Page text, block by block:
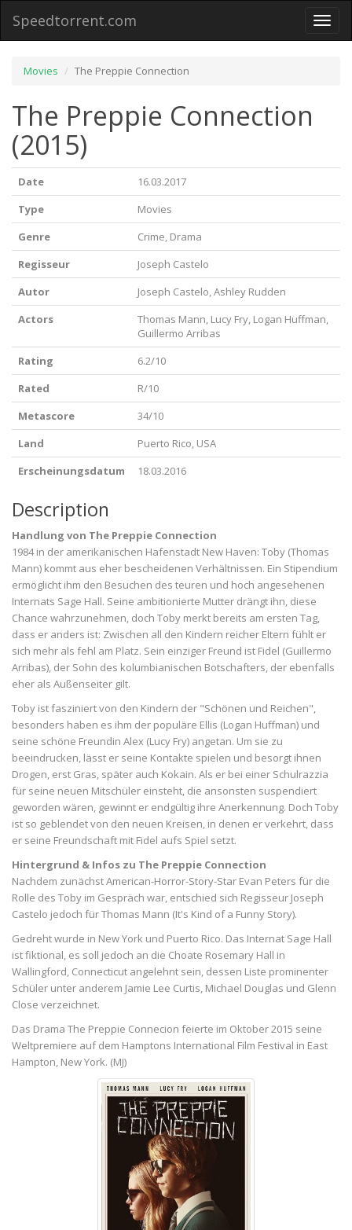
Toggle
Speedtorrent.com
Movies The Preppie Connection
The Preppie Connection
(2015)
Date
16.03.2017
Type
Movies
Genre
Crime, Drama
Regisseur
Joseph Castelo
Autor
Joseph Castelo, Ashley Rudden
Actors
Thomas Mann, Lucy Fry, Logan Huffman,
Guillermo Arribas
Rating
6.2/10
Rated
R/10
Metascore
34/10
Land
Puerto Rico, USA
Erscheinungsdatum
18.03.2016
Description
Handlung von The Preppie Connection
1984 in der amerikanischen Hafenstadt New Haven: Toby (Thomas
Mann) kommt aus eher bescheidenen Verhältnissen. Ein Stipendium
ermöglicht ihm den Besuchen des teuren und hoch angesehenen
Internats Sage Hall. Seine ambitionierte Mutter drängt ihn, diese
Chance wahrzunehmen, doch Toby merkt bereits am ersten Tag,
dass er anders ist: Zwischen all den Kindern reicher Eltern fühlt er
sich mehr als fehl am Platz. Sein einziger Freund ist Fidel (Guillermo
Arribas), der Sohn des kolumbianischen Botschafters, der ebenfalls
eher als Außenseiter gilt.
Toby ist fasziniert von den Kindern der "Schönen und Reichen",
besonders haben es ihm der populäre Ellis (Logan Huffman) und
seine schöne Freundin Alex (Lucy Fry) angetan. Um sie zu
beeindrucken, lässt er seine Kontakte spielen und besorgt ihnen
Drogen, erst Gras, später auch Kokain. Als er bei einer Schulrazzia
für seine neuen Mitschüler einsteht, die ansonsten suspendiert
geworden wären, gewinnt er endgültig ihre Anerkennung. Doch Toby
ist so geblendet von den neuen Kreisen, in denen er verkehrt, dass
er seine Freundschaft mit Fidel aufs Spiel setzt.
Hintergrund & Infos zu The Preppie Connection
Nachdem zunächst American-Horror-Story-Star Evan Peters für die
Rolle des Toby im Gespräch war, entschied sich Regisseur Joseph
Castelo jedoch für Thomas Mann (It's Kind of a Funny Story).
Gedreht wurde in New York und Puerto Rico. Das Internat Sage Hall
ist fiktional, es soll jedoch an die Choate Rosemary Hall in
Wallingford, Connecticut angelehnt sein, dessen Liste prominenter
Schüler unter anderem Jamie Lee Curtis, Michael Douglas und Glenn
Close verzeichnet.
Das Drama The Preppie Connecion feierte im Oktober 2015 seine
Weltpremiere auf dem Hamptons International Film Festival in East
Hampton, New York. (MJ)